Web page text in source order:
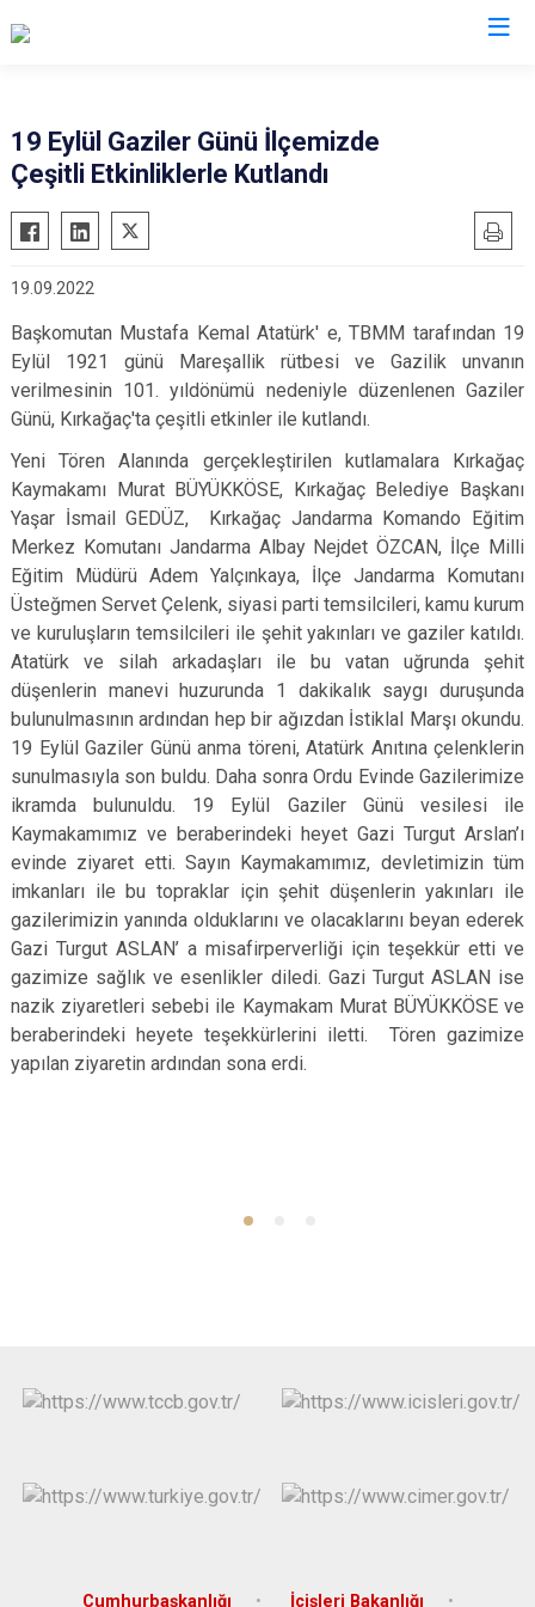
Ahmetli
Akhisar
Demirci
Gölmarmara
Gördes
Kırkağaç
Köprübaşı
Kula
Salihli
Soma
Turgutlu
Şehzadeler
Yunusemre
19 Eylül Gaziler Günü İlçemizde
Çeşitli Etkinliklerle Kutlandı
19.09.2022
Başkomutan Mustafa Kemal Atatürk' e, TBMM tarafından 19
Eylül 1921 günü Mareşallik rütbesi ve Gazilik unvanın
verilmesinin 101. yıldönümü nedeniyle düzenlenen Gaziler
Günü, Kırkağaç'ta çeşitli etkinler ile kutlandı.
Yeni Tören Alanında gerçekleştirilen kutlamalara Kırkağaç
Kaymakamı Murat BÜYÜKKÖSE, Kırkağaç Belediye Başkanı
Yaşar İsmail GEDÜZ, Kırkağaç Jandarma Komando Eğitim
Merkez Komutanı Jandarma Albay Nejdet ÖZCAN, İlçe Milli
Eğitim Müdürü Adem Yalçınkaya, İlçe Jandarma Komutanı
Üsteğmen Servet Çelenk, siyasi parti temsilcileri, kamu kurum
ve kuruluşların temsilcileri ile şehit yakınları ve gaziler katıldı.
Atatürk ve silah arkadaşları ile bu vatan uğrunda şehit
düşenlerin manevi huzurunda 1 dakikalık saygı duruşunda
bulunulmasının ardından hep bir ağızdan İstiklal Marşı okundu.
19 Eylül Gaziler Günü anma töreni, Atatürk Anıtına çelenklerin
sunulmasıyla son buldu. Daha sonra Ordu Evinde Gazilerimize
ikramda bulunuldu. 19 Eylül Gaziler Günü vesilesi ile
Kaymakamımız ve beraberindeki heyet Gazi Turgut Arslan’ı
evinde ziyaret etti. Sayın Kaymakamımız, devletimizin tüm
imkanları ile bu topraklar için şehit düşenlerin yakınları ile
gazilerimizin yanında olduklarını ve olacaklarını beyan ederek
Gazi Turgut ASLAN’ a misafirperverliği için teşekkür etti ve
gazimize sağlık ve esenlikler diledi. Gazi Turgut ASLAN ise
nazik ziyaretleri sebebi ile Kaymakam Murat BÜYÜKKÖSE ve
beraberindeki heyete teşekkürlerini iletti. Tören gazimize
yapılan ziyaretin ardından sona erdi.
Cumhurbaşkanlığı İçişleri Bakanlığı